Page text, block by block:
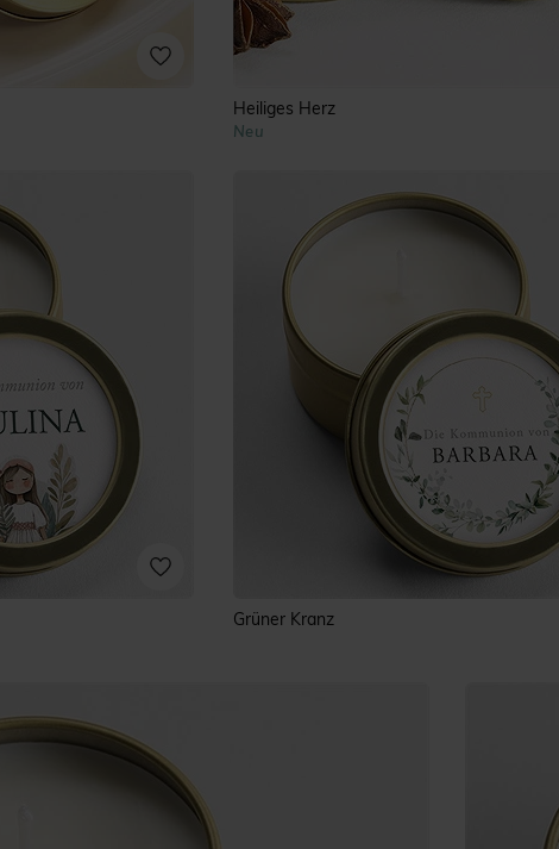
Heiliges Herz
Neu
Grüner Kranz